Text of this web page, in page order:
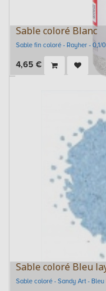
Sable coloré Blanc
Sable fin coloré - Rayher -
4,65 €
Sable coloré Bleu
Sable coloré - Sandy Art -